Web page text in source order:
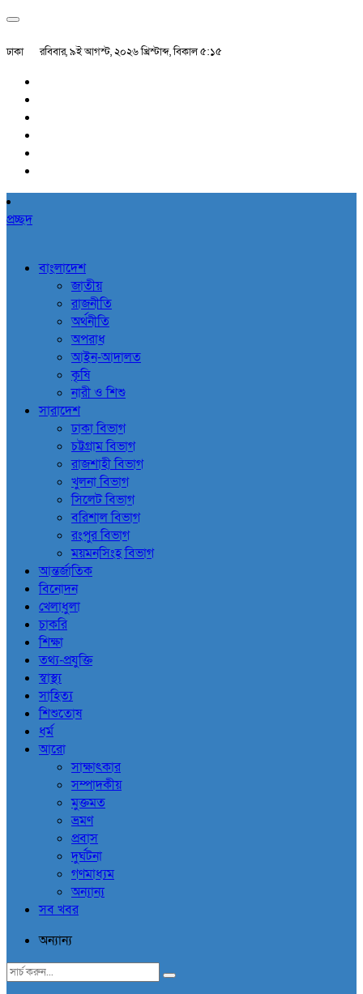
ঢাকা রবিবার, ৯ই আগস্ট, ২০২৬ খ্রিস্টাব্দ, বিকাল ৫:১৫
প্রচ্ছদ
বাংলাদেশ
জাতীয়
রাজনীতি
অর্থনীতি
অপরাধ
আইন-আদালত
কৃষি
নারী ও শিশু
সারাদেশ
ঢাকা বিভাগ
চট্টগ্রাম বিভাগ
রাজশাহী বিভাগ
খুলনা বিভাগ
সিলেট বিভাগ
বরিশাল বিভাগ
রংপুর বিভাগ
ময়মনসিংহ বিভাগ
আন্তর্জাতিক
বিনোদন
খেলাধুলা
চাকরি
শিক্ষা
তথ্য-প্রযুক্তি
স্বাস্থ্য
সাহিত্য
শিশুতোষ
ধর্ম
আরো
সাক্ষাৎকার
সম্পাদকীয়
মুক্তমত
ভ্রমণ
প্রবাস
দুর্ঘটনা
গণমাধ্যম
অন্যান্য
সব খবর
অন্যান্য